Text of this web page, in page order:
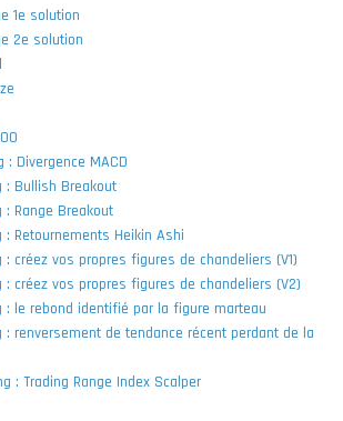
1e solution
2e solution
: Divergence MACD
: Bullish Breakout
Range Breakout
: Retournements Heikin Ashi
: créez vos propres figures de chandeliers (V1)
: créez vos propres figures de chandeliers (V2)
: le rebond identifié par la figure marteau
: renversement de tendance récent perdant de la
: Trading Range Index Scalper